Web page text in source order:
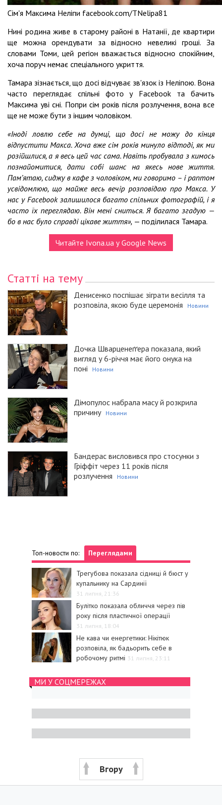
Сім'я Максима Неліпи facebook.com/TNelipa81
Нині родина живе в старому районі в Натанії, де квартири
ще можна орендувати за відносно невеликі гроші. За
словами Томи, цей регіон вважається відносно спокійним,
хоча поруч немає спеціального укриття.
Тамара зізнається, що досі відчуває зв'язок із Неліпою. Вона
часто переглядає спільні фото у Facebook та бачить
Максима уві сні. Попри сім років після розлучення, вона все
ще не може бути з іншим чоловіком.
«Іноді ловлю себе на думці, що досі не можу до кінця
відпустити Макса. Хоча вже сім років минуло відтоді, як ми
розійшлися, а я весь цей час сама. Навіть пробувала з кимось
познайомитися, дати собі шанс на якесь нове життя.
Пам’ятаю, сиджу в кафе з чоловіком, ми говоримо – і раптом
усвідомлюю, що майже весь вечір розповідаю про Макса. У
нас у Facebook залишилося багато спільних фотографій, і я
часто їх переглядаю. Він мені сниться. Я багато згадую —
бо в нас було справді цікаве життя», — поділилася Тамара.
Читайте Ivona.ua у Google News
Статті на тему
Денисенко поспішає зіграти весілля та
розповіла, якою буде церемонія
Новини
Дочка Шварценеґґера показала, який
вигляд у 6-річчя має його онука на
поні
Новини
Дімопулос набрала масу й розкрила
причину
Новини
Бандерас висловився про стосунки з
Гріффіт через 11 років після
розлучення
Новини
Топ-новости по: Переглядами
Трегубова показала сідниці й бюст у
купальнику на Сардинії
31 липня, 21:36
Булітко показала обличчя через пів
року після пластичної операції
31 липня, 18:04
Не кава чи енергетики: Нікітюк
розповіла, як бадьорить себе в
робочому ритмі 31 липня, 23:11
МИ У СОЦМЕРЕЖАХ
Вгору